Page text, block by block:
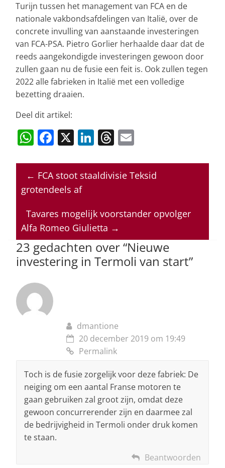
Turijn tussen het management van FCA en de
nationale vakbondsafdelingen van Italië, over de
concrete invulling van aanstaande investeringen
van FCA-PSA. Pietro Gorlier herhaalde daar dat de
reeds aangekondigde investeringen gewoon door
zullen gaan nu de fusie een feit is. Ook zullen tegen
2022 alle fabrieken in Italië met een volledige
bezetting draaien.
Deel dit artikel:
W
at
s
p
p
F
c
e
o
o
k
X Li
k
e
n
T
re
a
s
ai
l
← FCA stoot staaldivisie Teksid
grotendeels af
Tavares mogelijk voorstander opvolger
Alfa Romeo Giulietta →
23 gedachten over “Nieuwe
investering in Termoli van start”
dmantione
20 december 2019 om 19:49
Permalink
Toch is de fusie zorgelijk voor deze fabriek: De
neiging om een aantal Franse motoren te
gaan gebruiken zal groot zijn, omdat deze
gewoon concurrerender zijn en daarmee zal
de bedrijvigheid in Termoli onder druk komen
te staan.
Beantwoorden